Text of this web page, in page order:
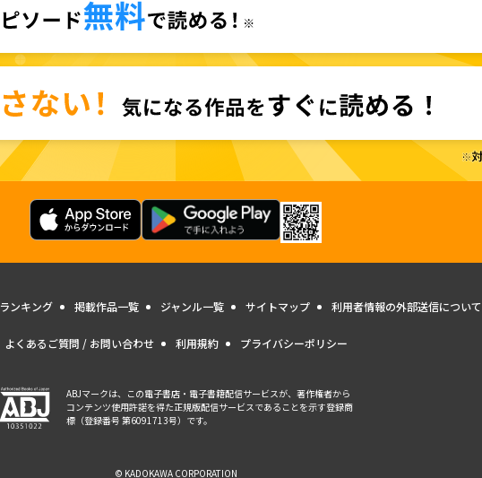
ランキング 掲載作品一覧 ジャンル一覧 サイトマップ 利用者情報の外部送信について
よくあるご質問 / お問い合わせ 利用規約 プライバシーポリシー
ABJマークは、この電子書店・電子書籍配信サービスが、著作権者から
コンテンツ使用許諾を得た正規版配信サービスであることを示す登録商
標（登録番号 第6091713号）です。
© KADOKAWA CORPORATION